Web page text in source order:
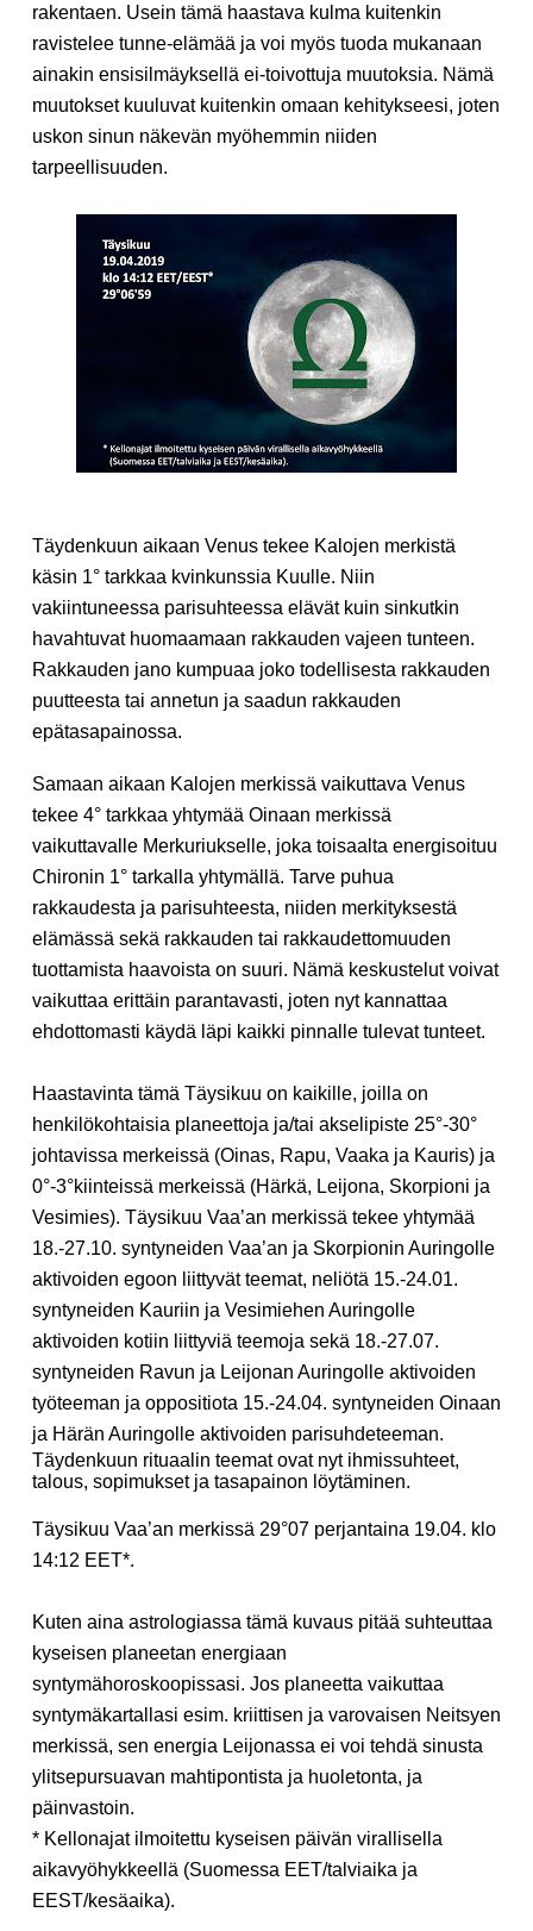
rakentaen. Usein tämä haastava kulma kuitenkin
ravistelee tunne-elämää ja voi myös tuoda mukanaan
ainakin ensisilmäyksellä ei-toivottuja muutoksia. Nämä
muutokset kuuluvat kuitenkin omaan kehitykseesi, joten
uskon sinun näkevän myöhemmin niiden
tarpeellisuuden.
Täydenkuun aikaan Venus tekee Kalojen merkistä
käsin 1° tarkkaa kvinkunssia Kuulle. Niin
vakiintuneessa parisuhteessa elävät kuin sinkutkin
havahtuvat huomaamaan rakkauden vajeen tunteen.
Rakkauden jano kumpuaa joko todellisesta rakkauden
puutteesta tai annetun ja saadun rakkauden
epätasapainossa.
Samaan aikaan Kalojen merkissä vaikuttava Venus
tekee 4°tarkkaa yhtymää Oinaan merkissä
vaikuttavalle Merkuriukselle, joka toisaalta energisoituu
Chironin 1°tarkalla yhtymällä. Tarve puhua
rakkaudesta ja parisuhteesta, niiden merkityksestä
elämässä sekä rakkauden tai rakkaudettomuuden
tuottamista haavoista on suuri. Nämä keskustelut voivat
vaikuttaa erittäin parantavasti, joten nyt kannattaa
ehdottomasti käydä läpi kaikki pinnalle tulevat tunteet.
Haastavinta tämä Täysikuu on kaikille, joilla on
henkilökohtaisia planeettoja ja/tai akselipiste 25°-30°
johtavissa merkeissä (Oinas, Rapu, Vaaka ja Kauris) ja
0°-3°kiinteissä merkeissä (Härkä, Leijona, Skorpioni ja
Vesimies). Täysikuu Vaa’an merkissä tekee yhtymää
18.-27.10. syntyneiden Vaa’an ja Skorpionin Auringolle
aktivoiden egoon liittyvät teemat, neliötä 15.-24.01.
syntyneiden Kauriin ja Vesimiehen Auringolle
aktivoiden kotiin liittyviä teemoja sekä 18.-27.07.
syntyneiden Ravun ja Leijonan Auringolle aktivoiden
työteeman ja oppositiota 15.-24.04. syntyneiden Oinaan
ja Härän Auringolle aktivoiden parisuhdeteeman.
Täydenkuun rituaalin teemat ovat nyt ihmissuhteet,
talous, sopimukset ja tasapainon löytäminen.
Täysikuu Vaa’an merkissä 29°07 perjantaina 19.04. klo
14:12 EET*.
Kuten aina astrologiassa tämä kuvaus pitää suhteuttaa
kyseisen planeetan energiaan
syntymähoroskoopissasi. Jos planeetta vaikuttaa
syntymäkartallasi esim. kriittisen ja varovaisen Neitsyen
merkissä, sen energia Leijonassa ei voi tehdä sinusta
ylitsepursuavan mahtipontista ja huoletonta, ja
päinvastoin.
* Kellonajat ilmoitettu kyseisen päivän virallisella
aikavyöhykkeellä (Suomessa EET/talviaika ja
EEST/kesäaika).